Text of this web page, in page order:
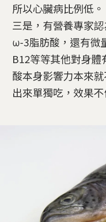
所以心臟病比例低。
三是，有營養專家
ω-3脂肪酸，還有微
B12等等其他對身
酸本身影響力本來
出來單獨吃，效果